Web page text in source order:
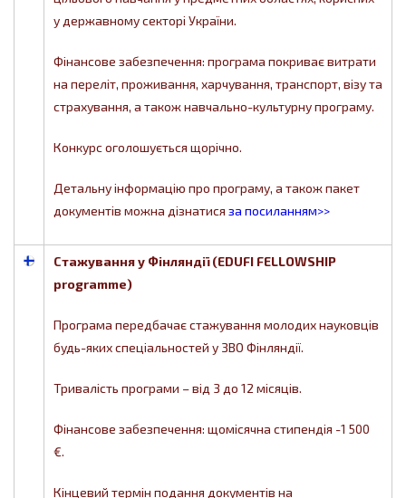
у державному секторі України.
Фінансове забезпечення: програма покриває витрати
на переліт, проживання, харчування, транспорт, візу та
страхування, а також навчально-культурну програму.
Конкурс оголошується щорічно.
Детальну інформацію про програму, а також пакет
документів можна дізнатися за посиланням>>
Стажування у Фінляндії (EDUFI FELLOWSHIP
programme)
Програма передбачає стажування молодих науковців
будь-яких спеціальностей у ЗВО Фінляндії.
Тривалість програми – від 3 до 12 місяців.
Фінансове забезпечення: щомісячна стипендія -1 500
€.
Кінцевий термін подання документів на